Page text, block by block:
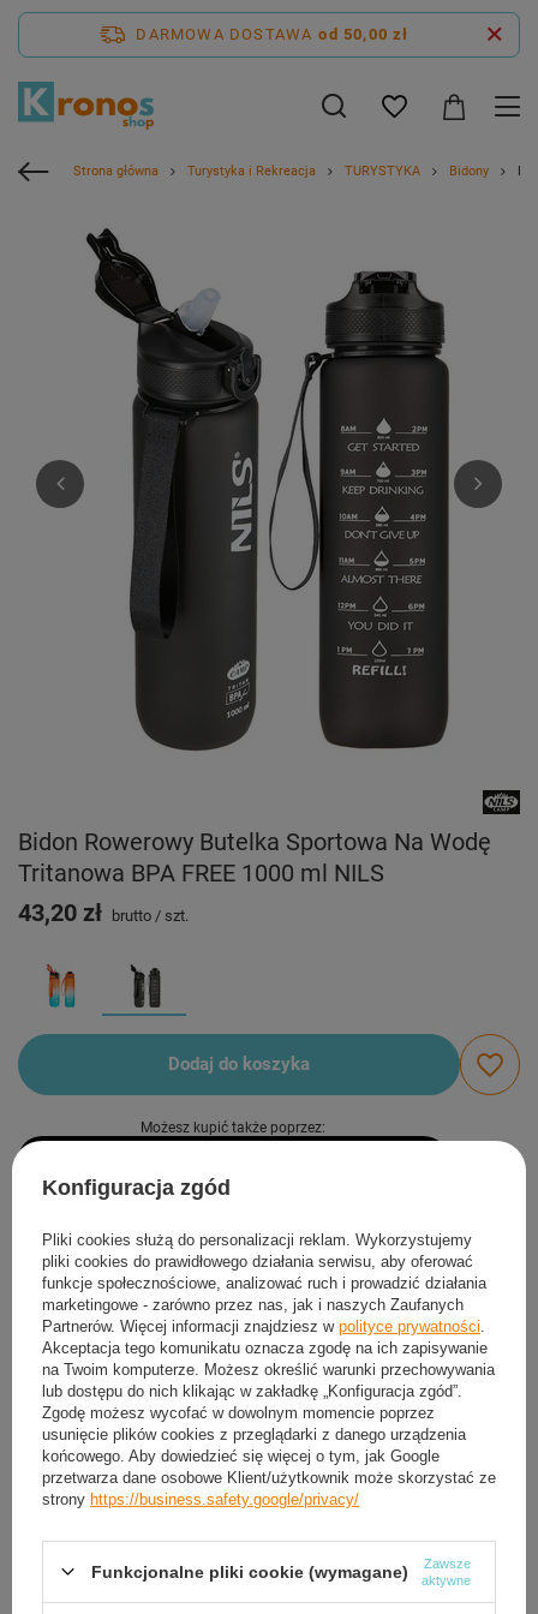
DARMOWA DOSTAWA od 50,00 zł
Strona główna Turystyka i Rekreacja TURYSTYKA Bidony
Bidon Rowerowy Butelka Sportowa Na Wodę
Tritanowa BPA FREE 1000 ml NILS
43,20 zł
brutto / szt.
Dodaj do koszyka
Możesz kupić także poprzez:
Darmowa i szybka dostawa
od 50,00 zł
30dni na łatwy zwrot
Sprawdź, w którym sklepie obejrzysz i kupisz od ręki
Bezpieczne zakupy
Darmowa dostawa do paczkomatu lub punktu
odbioru
Smile - dostawy ze sklepów internetowych przy zamówieniu od
Konfiguracja zgód
Pliki cookies służą do personalizacji reklam. Wykorzystujemy
pliki cookies do prawidłowego działania serwisu, aby oferować
funkcje społecznościowe, analizować ruch i prowadzić działania
marketingowe - zarówno przez nas, jak i naszych Zaufanych
Partnerów. Więcej informacji znajdziesz w polityce prywatności
Akceptacja tego komunikatu oznacza zgodę na ich zapisywanie
na Twoim komputerze. Możesz określić warunki przechowywania
lub dostępu do nich klikając w zakładkę „Konfiguracja zgód”.
Zgodę możesz wycofać w dowolnym momencie poprzez
usunięcie plików cookies z przeglądarki z danego urządzenia
końcowego. Aby dowiedzieć się więcej o tym, jak Google
przetwarza dane osobowe Klient/użytkownik może skorzystać ze
strony https://business.safety.google/privacy/
Funkcjonalne pliki cookie (wymagane)
Zawsze
aktywne